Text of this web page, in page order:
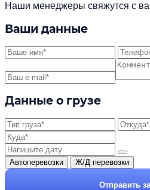
Наши менеджеры свяжутся с
Ваши данные
Данные о грузе
Автоперевозки Ж/Д перевозки
Отправить